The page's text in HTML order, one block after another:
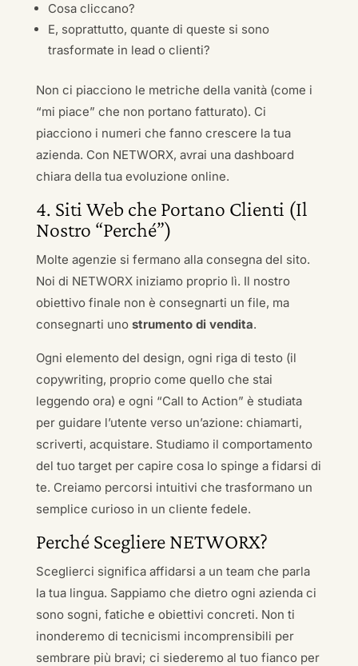
Cosa cliccano?
E, soprattutto, quante di queste si sono
trasformate in lead o clienti?
Non ci piacciono le metriche della vanità (come i
“mi piace” che non portano fatturato). Ci
piacciono i numeri che fanno crescere la tua
azienda. Con NETWORX, avrai una dashboard
chiara della tua evoluzione online.
4. Siti Web che Portano Clienti (Il
Nostro “Perché”)
Molte agenzie si fermano alla consegna del sito.
Noi di NETWORX iniziamo proprio lì. Il nostro
obiettivo finale non è consegnarti un file, ma
consegnarti uno strumento di vendita.
Ogni elemento del design, ogni riga di testo (il
copywriting, proprio come quello che stai
leggendo ora) e ogni “Call to Action” è studiata
per guidare l’utente verso un’azione: chiamarti,
scriverti, acquistare. Studiamo il comportamento
del tuo target per capire cosa lo spinge a fidarsi di
te. Creiamo percorsi intuitivi che trasformano un
semplice curioso in un cliente fedele.
Perché Scegliere NETWORX?
Sceglierci significa affidarsi a un team che parla
la tua lingua. Sappiamo che dietro ogni azienda ci
sono sogni, fatiche e obiettivi concreti. Non ti
inonderemo di tecnicismi incomprensibili per
sembrare più bravi; ci siederemo al tuo fianco per